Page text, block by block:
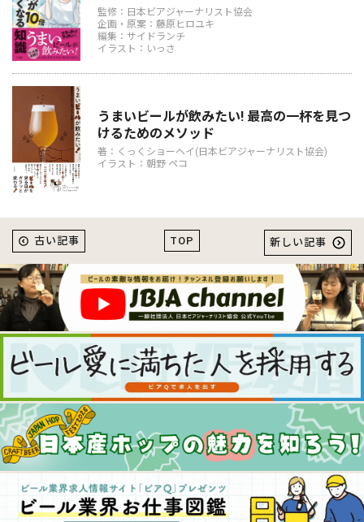
監修：日本ビアジャーナリスト協会
企画・原案：藤原ヒロユキ
編集：サイドランチ
イラスト：いっさ
うまいビールが飲みたい! 最高の一杯を見つ
けるためのメソッド
著：くっくショーヘイ(日本ビアジャーナリスト協会)
イラスト：朝野 ペコ
TOP
古い記事 新しい記事